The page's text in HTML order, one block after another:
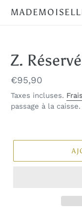
Z.
Prix
normal
€95,90
Taxes incluses.
passage à la caisse.